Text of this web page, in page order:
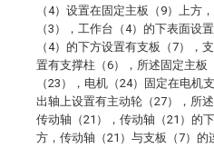
（4）设置在固定主板（9）上方
（3），工作台（4）的下表面设
（4）的下方设置有支板（7），
置有支撑柱（6），所述固定主板
（23），电机（24）固定在电机
出轴上设置有主动轮（27），所
传动轴（21），传动轴（21）的
方，传动轴（21）与支板（7）的